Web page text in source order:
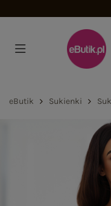
eButik Sukienki